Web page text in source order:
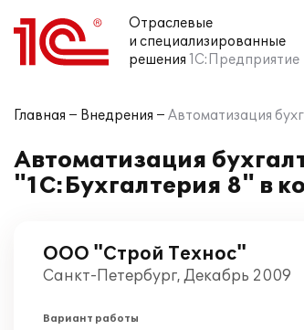
Отраслевые
и специализированные
решения 1С:Предприятие
Главная Внедрения Автоматизация
Автоматизация
"1С:Бухгалтерия 8" в
ООО "Строй Технос"
Санкт-Петербург, Декабрь 2009
Вариант работы